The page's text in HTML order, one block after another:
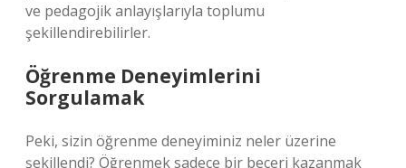
ve pedagojik anlayışlarıyla toplumu
şekillendirebilirler.
Öğrenme Deneyimlerini
Sorgulamak
Peki, sizin öğrenme deneyiminiz neler üzerine
şekillendi? Öğrenmek sadece bir beceri kazanmak